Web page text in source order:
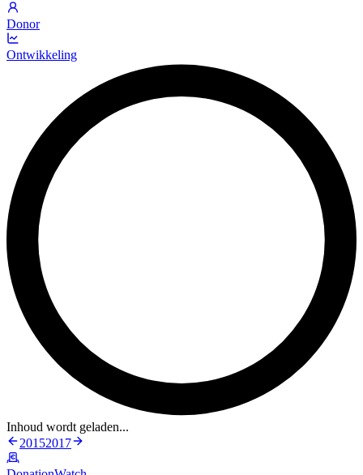
Donor
Ontwikkeling
Inhoud wordt geladen...
20152017